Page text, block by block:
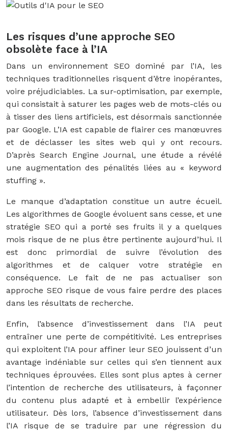
Les risques d’une approche SEO
obsolète face à l’IA
Dans un environnement SEO dominé par l’IA, les
techniques traditionnelles risquent d’être inopérantes,
voire préjudiciables. La sur-optimisation, par exemple,
qui consistait à saturer les pages web de mots-clés ou
à tisser des liens artificiels, est désormais sanctionnée
par Google. L’IA est capable de flairer ces manœuvres
et de déclasser les sites web qui y ont recours.
D’après Search Engine Journal, une étude a révélé
une augmentation des pénalités liées au « keyword
stuffing ».
Le manque d’adaptation constitue un autre écueil.
Les algorithmes de Google évoluent sans cesse, et une
stratégie SEO qui a porté ses fruits il y a quelques
mois risque de ne plus être pertinente aujourd’hui. Il
est donc primordial de suivre l’évolution des
algorithmes et de calquer votre stratégie en
conséquence. Le fait de ne pas actualiser son
approche SEO risque de vous faire perdre des places
dans les résultats de recherche.
Enfin, l’absence d’investissement dans l’IA peut
entraîner une perte de compétitivité. Les entreprises
qui exploitent l’IA pour affiner leur SEO jouissent d’un
avantage indéniable sur celles qui s’en tiennent aux
techniques éprouvées. Elles sont plus aptes à cerner
l’intention de recherche des utilisateurs, à façonner
du contenu plus adapté et à embellir l’expérience
utilisateur. Dès lors, l’absence d’investissement dans
l’IA risque de se traduire par une régression du